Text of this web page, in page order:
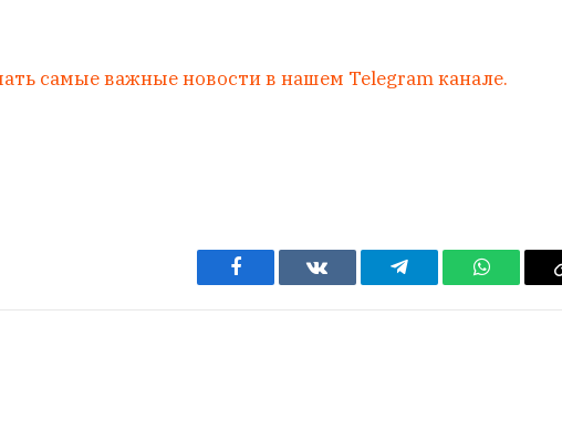
самые важные новости в нашем Telegram канале.
Facebook VKontakteTelegram